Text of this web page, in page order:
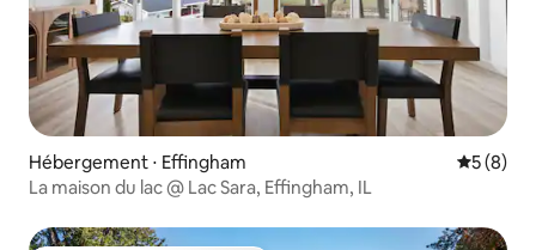
Hébergement ⋅ Effingham
5 (8)
La maison du lac @ Lac Sara, Effingham, IL